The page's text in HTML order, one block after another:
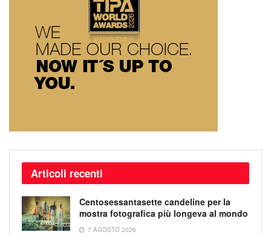
Articoli recenti
Centosessantasette candeline per la
mostra fotografica più longeva al mondo
7 AGOSTO 2026